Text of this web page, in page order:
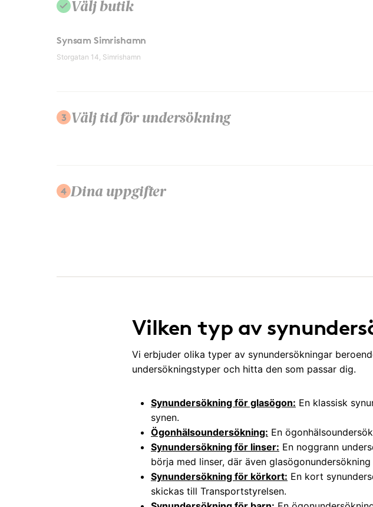
Välj butik
Synsam Simrishamn
Storgatan 14, Simrishamn
3 Välj tid för undersökning
4 Dina uppgifter
Vilken typ av
Vi erbjuder olika typer av synundersökningar
undersökningstyper och hitta den som passar dig.
Synundersökning för glasögon: En klassisk
synen.
Ögonhälsoundersökning: En
Synundersökning för linser: En noggrann
börja med linser, där även glasögonundersökning
Synundersökning för körkort: En kort
skickas till Transportstyrelsen.